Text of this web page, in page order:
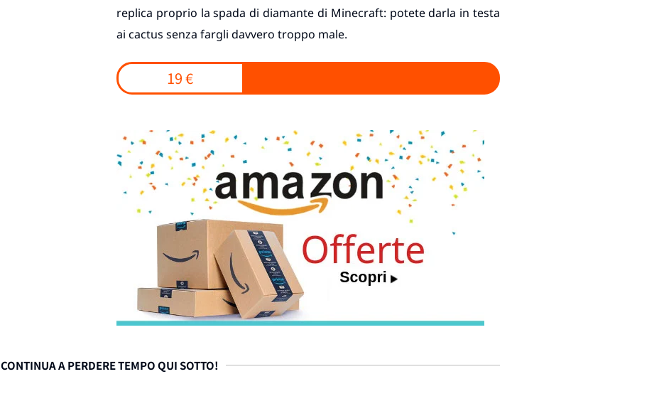
replica proprio la spada di diamante di Minecraft: potete darla in testa
ai cactus senza fargli davvero troppo male.
19 €
CONTINUA A PERDERE TEMPO QUI SOTTO!